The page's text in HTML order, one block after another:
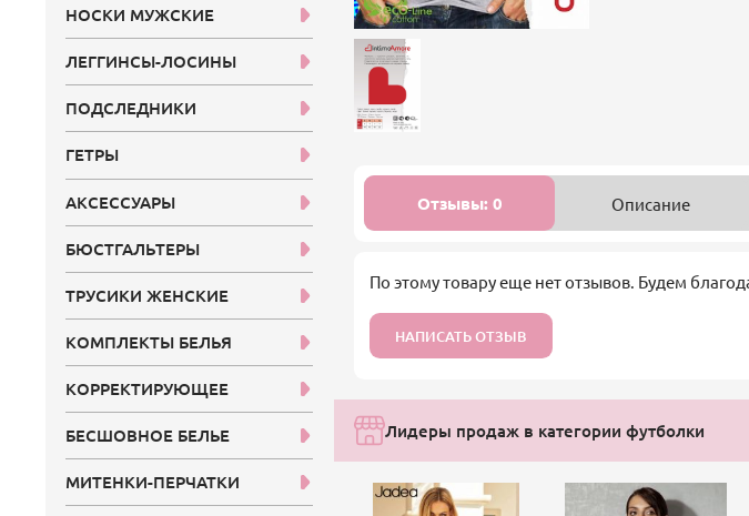
Отзывы: 0 Описание
По этому товару еще нет отзывов. Будем
НАПИСАТЬ ОТЗЫВ
Лидеры продаж в категории футболки
НОСКИ МУЖСКИЕ
ЛЕГГИНСЫ-ЛОСИНЫ
ПОДСЛЕДНИКИ
ГЕТРЫ
АКСЕССУАРЫ
БЮСТГАЛЬТЕРЫ
ТРУСИКИ ЖЕНСКИЕ
КОМПЛЕКТЫ БЕЛЬЯ
КОРРЕКТИРУЮЩЕЕ
БЕСШОВНОЕ БЕЛЬЕ
МИТЕНКИ-ПЕРЧАТКИ